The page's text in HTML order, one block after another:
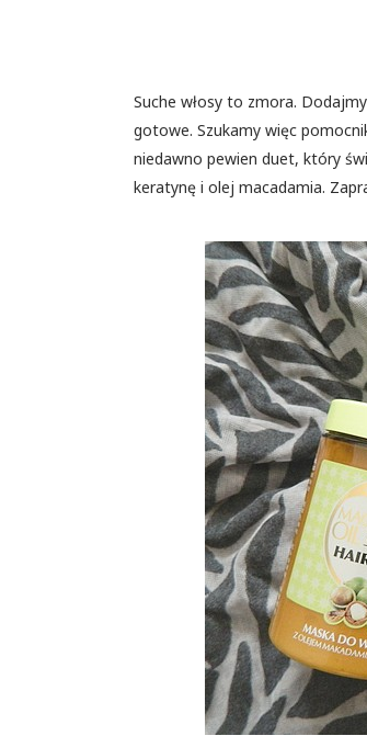
Suche włosy to zmora.
gotowe. Szukamy więc
niedawno pewien duet, który
keratynę i olej macadamia.